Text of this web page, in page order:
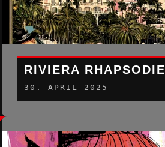
RIVIERA RHAPSODIE
30. APRIL 2025